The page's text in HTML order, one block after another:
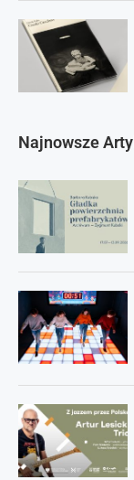
Najnowsze